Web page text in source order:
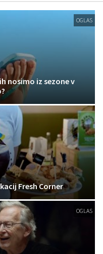
OGLAS
nosimo iz sezone v
Fresh Corner
OGLAS